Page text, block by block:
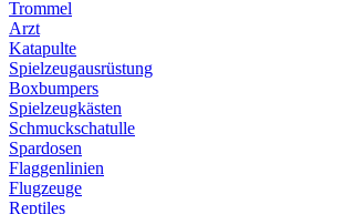
Trommel
Arzt
Katapulte
Spielzeugausrüstung
Boxbumpers
Spielzeugkästen
Schmuckschatulle
Spardosen
Flaggenlinien
Flugzeuge
Reptiles